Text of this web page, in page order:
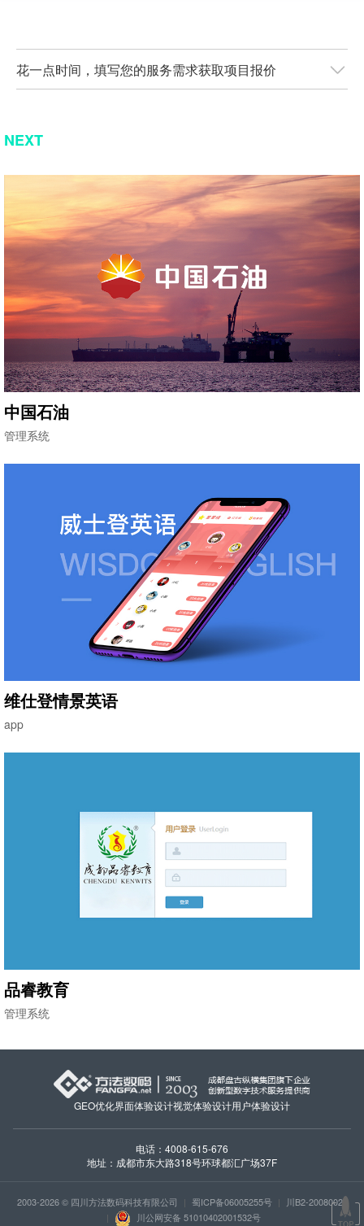
花一点时间，填写您的服务需求获取项目报价
NEXT
中国石油
管理系统
维仕登情景英语
app
品睿教育
管理系统
GEO优化界面体验设计视觉体验设计用户体验设计
电话：4008-615-676
地址：成都市东大路318号环球都汇广场37F
2003-2026 © 四川方法数码科技有限公司 | 蜀ICP备06005255号 |
川B2-20080027
|
川公网安备 51010402001532号